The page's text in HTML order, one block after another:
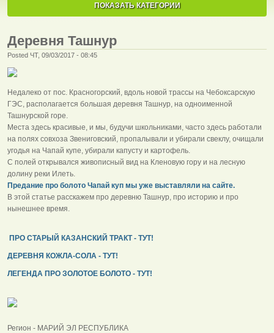
ПОКАЗАТЬ КАТЕГОРИИ
Деревня Ташнур
Posted ЧТ, 09/03/2017 - 08:45
Недалеко от пос. Красногорский, вдоль новой трассы на Чебоксарскую
ГЭС, располагается большая деревня Ташнур, на одноименной
Ташнурской горе.
Места здесь красивые, и мы, будучи школьниками, часто здесь работали
на полях совхоза Звениговский, пропалывали и убирали свеклу, очищали
угодья на Чапай купе, убирали капусту и картофель.
С полей открывался живописный вид на Кленовую гору и на лесную
долину реки Илеть.
Предание про болото Чапай куп мы уже выставляли на сайте.
В этой статье расскажем про деревню Ташнур, про историю и про
нынешнее время.
ПРО СТАРЫЙ КАЗАНСКИЙ ТРАКТ - ТУТ!
ДЕРЕВНЯ КОЖЛА-СОЛА - ТУТ!
ЛЕГЕНДА ПРО ЗОЛОТОЕ БОЛОТО - ТУТ!
Регион - МАРИЙ ЭЛ РЕСПУБЛИКА